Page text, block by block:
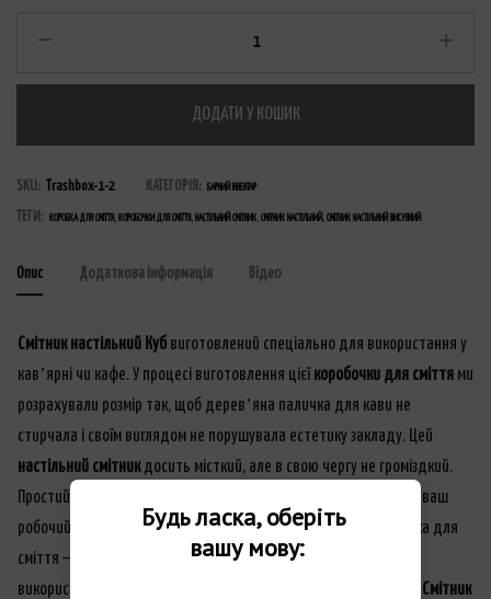
ДОДАТИ У КОШИК
SKU: Trashbox-1-2 КАТЕГОРІЯ: БАРНИЙ ІНВЕНТАР
ТЕГИ: КОРОБКА ДЛЯ СМІТТЯ КОРОБОЧКИ ДЛЯ СМІТТЯ НАСТІЛЬНИЙ СМІТНИК СМІТНИК НАСТІЛЬНИЙ СМІТНИК НАСТІЛЬНИЙ ВИСУВНИЙ
Опис Додаткова інформація Відео
Смітник настільний Куб виготовлений спеціально для використання у
кавʼярні чи кафе. У процесі виготовлення цієї коробочки для сміття ми
розрахували розмір так, щоб деревʼяна паличка для кави не
стирчала і своїм виглядом не порушувала естетику закладу. Цей
настільний смітникдосить місткий, але в свою чергу не громіздкий.
Простий та лаконічний дизайн не зіпсує, а навпаки, доповнить ваш
робочий простір. Адже, головна функція, яку виконує коробочка для
сміття — це дотримання чистоти та акуратності у зоні її
використання, а саме — біля машинки для приготування кави. Смітник
Будь ласка, оберіть
вашу мову: